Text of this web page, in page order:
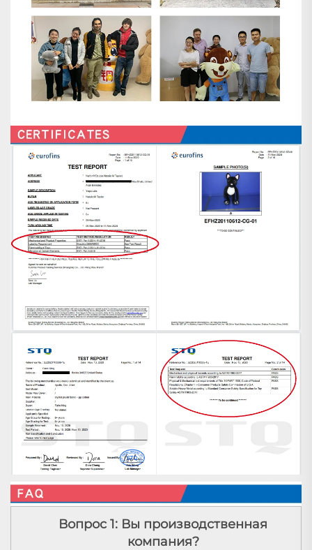
Вопрос 1: Вы производственная
компания?